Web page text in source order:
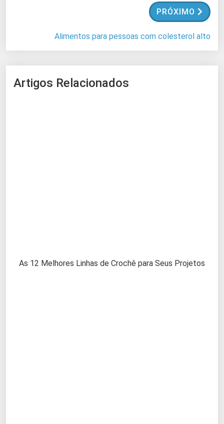
PRÓXIMO
Alimentos para pessoas com colesterol alto
Artigos Relacionados
As 12 Melhores Linhas de Crochê para Seus Projetos